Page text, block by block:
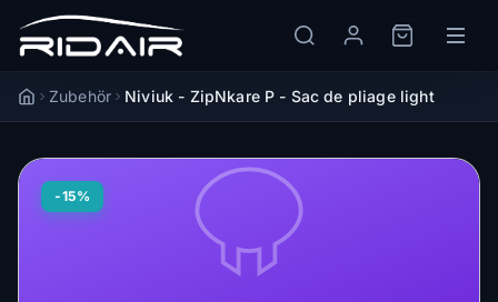
AccueilZubehör Niviuk - ZipNkare P - Sac de pliage light
-15%